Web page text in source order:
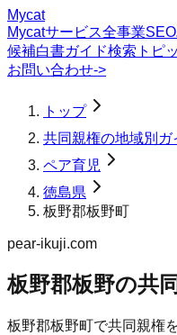
Mycat
Mycatサービス全事業
候補白書ガイド検索トピ
お問い合わせ->
トップ
共同親権の地域別ガ
ペア育児
徳島県
板野郡板野町
pear-ikuji.com
板野郡板野の共
板野郡板野町で共同親権